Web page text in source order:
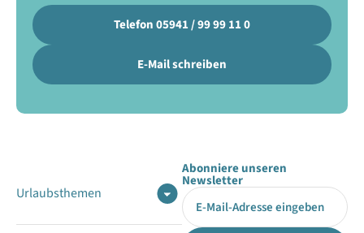
Telefon 05941 / 99 99 11 0
E-Mail schreiben
Urlaubsthemen
Abonniere unseren
Newsletter